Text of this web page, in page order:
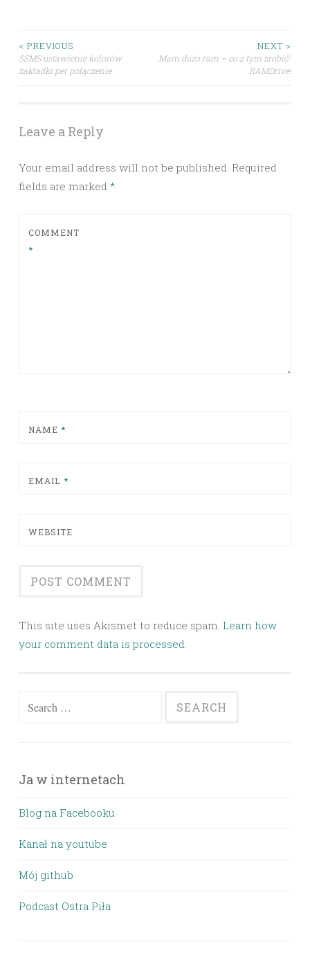
Post
navigation
< PREVIOUS
SSMS ustawienie kolorów
zakładki per połączenie
NEXT >
Mam dużo ram – co z tym zrobić?
RAMDrive!
Leave a Reply
Your email address will not be published. Required
fields are marked *
COMMENT
*
NAME *
EMAIL *
WEBSITE
This site uses Akismet to reduce spam. Learn how
your comment data is processed.
Ja w internetach
Blog na Facebooku
Kanał na youtube
Mój github
Podcast Ostra Piła